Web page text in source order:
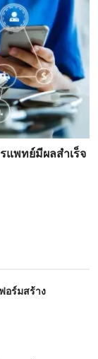
แพทย์มีผลสำเร็จ
อร์มสร้าง